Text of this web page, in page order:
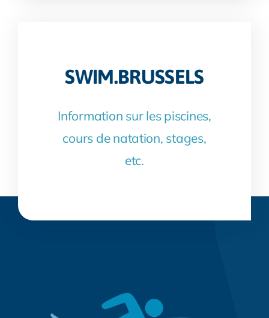
SWIM.BRUSSELS
Information sur les piscines,
cours de natation, stages,
etc.